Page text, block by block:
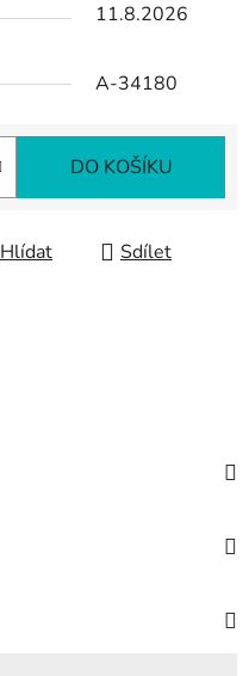
11.8.2026
A-34180
DO KOŠÍKU
Hlídat Sdílet